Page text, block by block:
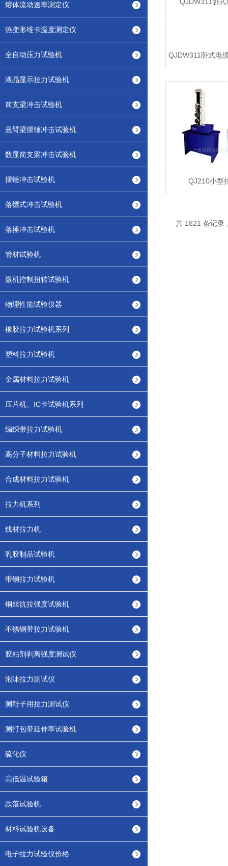
熔体流动速率测定仪
热变形维卡温度测定仪
全自动压力试验机
液晶显示拉力试验机
简支梁冲击试验机
悬臂梁摆锤冲击试验机
数显简支梁冲击试验机
摆锤冲击试验机
落镖式冲击试验机
落捶冲击试验机
管材试验机
微机控制扭转试验机
物理性能试验仪器
橡胶拉力试验机系列
塑料拉力试验机
金属材料拉力试验机
压片机、IC卡试验机系列
编织带拉力试验机
高分子材料拉力试验机
合成材料拉力试验机
拉力机系列
线材拉力机
乳胶制品试验机
带钢拉力试验机
铜丝抗拉强度试验机
不锈钢带拉力试验机
胶粘剂剥离强度测试仪
泡沫拉力测试仪
测鞋子用拉力测试仪
测打包带延伸率试验机
硫化仪
高低温试验箱
跌落试验机
材料试验机设备
电子拉力试验仪价格
QJDW311卧式电
QJ210小型
共 1821 条记